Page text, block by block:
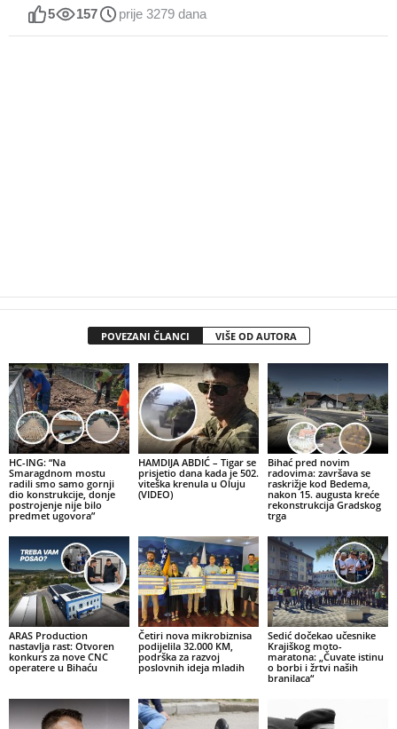
5 157 prije 3279 dana
POVEZANI ČLANCI VIŠE OD AUTORA
HC-ING: “Na
Smaragdnom mostu
radili smo samo gornji
dio konstrukcije, donje
postrojenje nije bilo
predmet ugovora”
HAMDIJA ABDIĆ – Tigar se
prisjetio dana kada je 502.
viteška krenula u Oluju
(VIDEO)
Bihać pred novim
radovima: završava se
raskrižje kod Bedema,
nakon 15. augusta kreće
rekonstrukcija Gradskog
trga
ARAS Production
nastavlja rast: Otvoren
konkurs za nove CNC
operatere u Bihaću
Četiri nova mikrobiznisa
podijelila 32.000 KM,
podrška za razvoj
poslovnih ideja mladih
Sedić dočekao učesnike
Krajiškog moto-
maratona: „Čuvate istinu
o borbi i žrtvi naših
branilaca“